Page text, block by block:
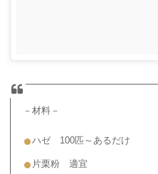
－材料－
ハゼ 100匹～あるだけ
片栗粉 適宜